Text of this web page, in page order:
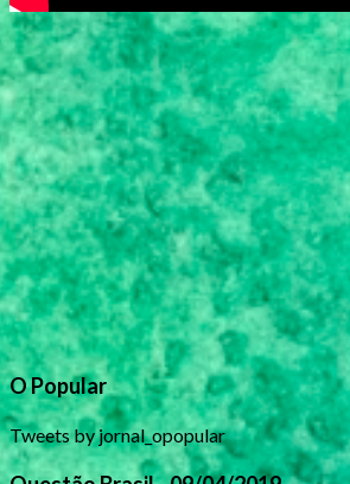
O Popular
Tweets by jornal_opopular